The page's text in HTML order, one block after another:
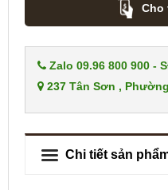
Cho
Zalo 09.96 800 900 -
237 Tân Sơn ,
Chi tiết sản